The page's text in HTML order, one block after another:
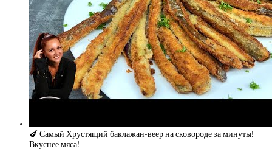
🍆 Самый Хрустящий баклажан-веер на сковороде за минуты!
Вкуснее мяса!